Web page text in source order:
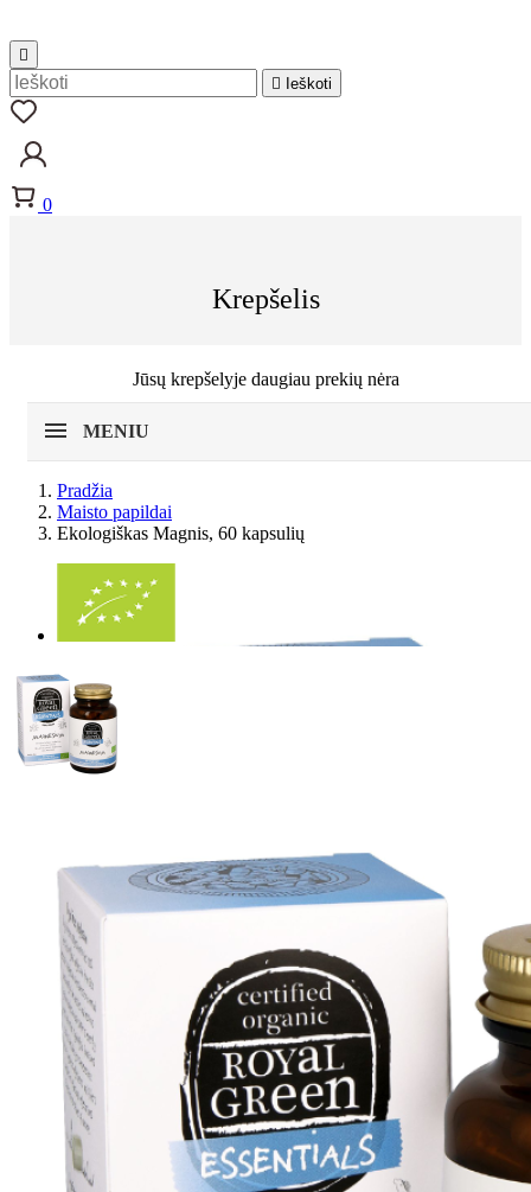


Ieškoti
0
Krepšelis
Jūsų krepšelyje daugiau prekių nėra
MENIU
Pradžia
Maisto papildai
Ekologiškas Magnis, 60 kapsulių